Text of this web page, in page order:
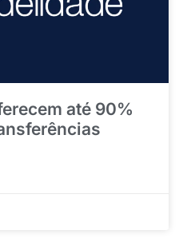
até 90%